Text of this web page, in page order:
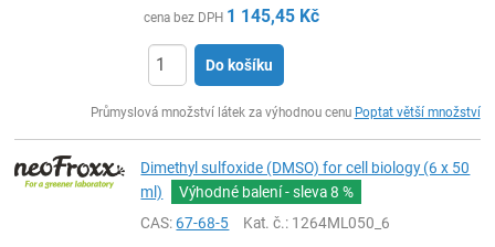
cena bez DPH 1 145,45 Kč
Do košíku
Průmyslová množství látek za výhodnou cenu Poptat větší množství
Dimethyl sulfoxide (DMSO) for cell biology (6 x 50
ml)
Výhodné balení - sleva8 %
CAS:67-68-5 Kat. č.: 1264ML050_6